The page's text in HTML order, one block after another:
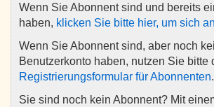
Wenn Sie Abonnent sind und bereits
haben, klicken Sie bitte hier, um sich
Wenn Sie Abonnent sind, aber noch
Benutzerkonto haben, nutzen Sie bitte
Registrierungsformular für Abonnenten.
Sie sind noch kein Abonnent? Mit